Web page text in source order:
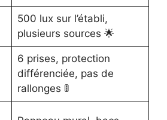
500 lux sur l’établi,
plusieurs sources 🌟
6 prises, protection
différenciée, pas de
rallonges 🚦